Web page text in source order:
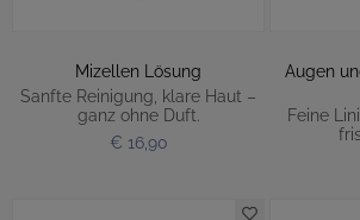
Mizellen Lösung
Sanfte Reinigung, klare Haut –
ganz ohne Duft.
€ 16,90
Augen
Feine